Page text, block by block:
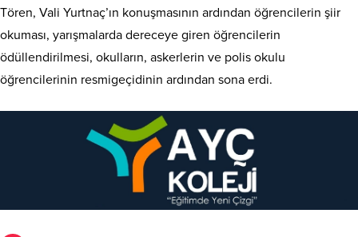
Tören, Vali Yurtnaç’ın konuşmasının ardından öğrencilerin şiir
okuması, yarışmalarda dereceye giren öğrencilerin
ödüllendirilmesi, okulların, askerlerin ve polis okulu
öğrencilerinin resmigeçidinin ardından sona erdi.